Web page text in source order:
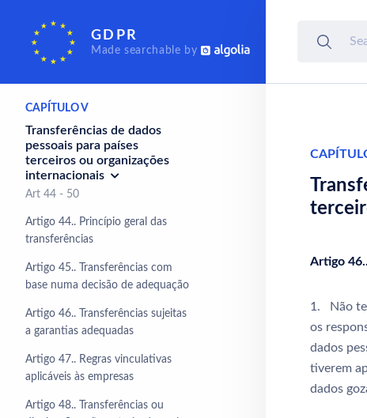
GDPR
Made searchable by
Responsável pelo tratamento
e subcontratante
Art 24 - 43
CAPÍTULO V
Transferências de dados
pessoais para países
terceiros ou organizações
internacionais
Art 44 - 50
Artigo 44.. Princípio geral das
transferências
Artigo 45.. Transferências com
base numa decisão de adequação
Artigo 46.. Transferências sujeitas
a garantias adequadas
Artigo 47.. Regras vinculativas
aplicáveis às empresas
Artigo 48.. Transferências ou
Artigo
1. Não
os
dados
tiverem
dados